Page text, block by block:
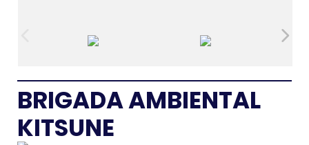
BRIGADA AMBIENTAL
KITSUNE